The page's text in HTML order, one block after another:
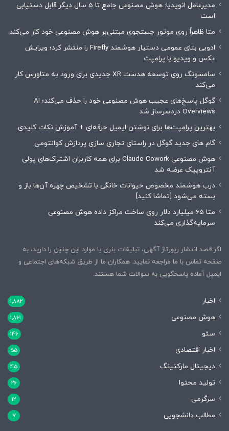
مدیرعامل انویدیا: هوش مصنوعی جامع تا 5 سال دیگر قابل دستیابی
است
متا ظاهراً روی موتور جستجوی مبتنی‌بر هوش مصنوعی خود کار می‌کند
ادوبی بتای عمومی دستیار هوشمند Firefly را منتشر کرد؛ ویرایش
عکس و ویدیو با پرامپت
سامسونگ روی توسعه هدست XR جدیدی برای ورود به متاورس کار
می‌کند
گوگل پاسخ‌های عجیب هوش مصنوعی خود را حذف می‌کند؛ AI
Overviews دردسرساز شد
بهترین پرامپت‌ها برای نوشتن ایمیل حرفه‌ای + آموزش نکات کلیدی
گام های جدید گوگل در راستای تجاری سازی پردازش کوانتومی
هوش مصنوعی Claude Cowork برای همه کاربران اشتراک‌های پولی
آنتروپیک عرضه شد
درب هوشمند مخصوص حیوانات خانگی با تشخیص چهره آن‌ها باز و
بسته می‌شود [تماشا کنید]
متا 65 میلیارد دلار روی ساخت مراکز داده هوش مصنوعی
سرمایه‌گذاری می‌کند
اگر قصد انتشار رپورتاژ آگهی، تبلیغات بنری یا موارد این چنین را دارید، به
صفحه تماس با ما مراجعه نمایید. همکاران ما از طریق شبکه‌های اجتماعی و
ایمیل آماده پاسخگویی به سوالات شما هستند.
اخبار 1,882
هوش مصنوعی 1,861
سئو 146
اخبار اقتصادی 55
دیجیتال مارکتینگ 45
تولید محتوا 26
سرگرمی 12
مطالب دانشجویی 7